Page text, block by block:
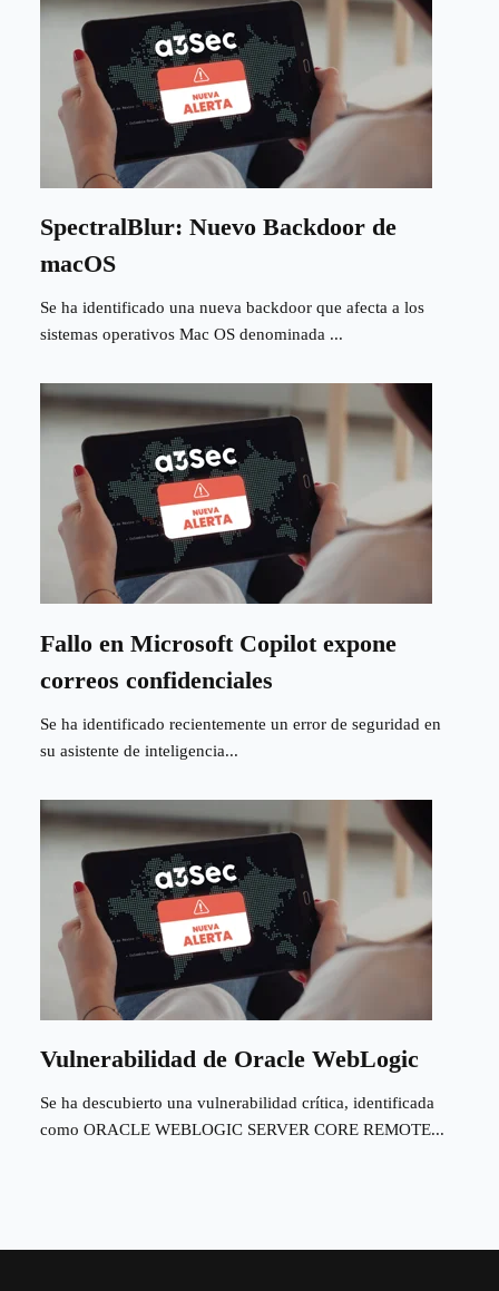
SpectralBlur: Nuevo Backdoor de
macOS
Se ha identificado una nueva backdoor que afecta a los
sistemas operativos Mac OS denominada ...
Fallo en Microsoft Copilot expone
correos confidenciales
Se ha identificado recientemente un error de seguridad en
su asistente de inteligencia...
Vulnerabilidad de Oracle WebLogic
Se ha descubierto una vulnerabilidad crítica, identificada
como ORACLE WEBLOGIC SERVER CORE REMOTE...